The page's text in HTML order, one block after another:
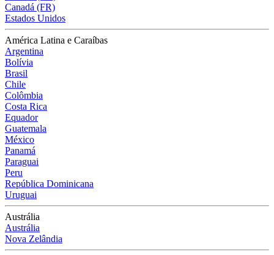
Canadá (FR)
Estados Unidos
América Latina e Caraíbas
Argentina
Bolívia
Brasil
Chile
Colômbia
Costa Rica
Equador
Guatemala
México
Panamá
Paraguai
Peru
República Dominicana
Uruguai
Austrália
Austrália
Nova Zelândia